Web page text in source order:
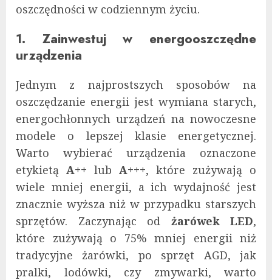
oszczędności w codziennym życiu.
1. Zainwestuj w energooszczędne
urządzenia
Jednym z najprostszych sposobów na
oszczędzanie energii jest wymiana starych,
energochłonnych urządzeń na nowoczesne
modele o lepszej klasie energetycznej.
Warto wybierać urządzenia oznaczone
etykietą A++ lub A+++, które zużywają o
wiele mniej energii, a ich wydajność jest
znacznie wyższa niż w przypadku starszych
sprzętów. Zaczynając od żarówek LED,
które zużywają o 75% mniej energii niż
tradycyjne żarówki, po sprzęt AGD, jak
pralki, lodówki, czy zmywarki, warto